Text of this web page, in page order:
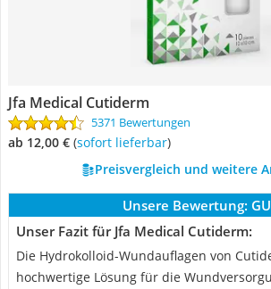
Jfa Medical Cutiderm
5371 Bewertungen
ab 12,00 € ( Sofort lieferbar)
Preisvergleich und weitere
Unsere Bewertung:
Unser Fazit für Jfa Medical Cutiderm:
Die Hydrokolloid-Wundauflagen von
hochwertige Lösung für die